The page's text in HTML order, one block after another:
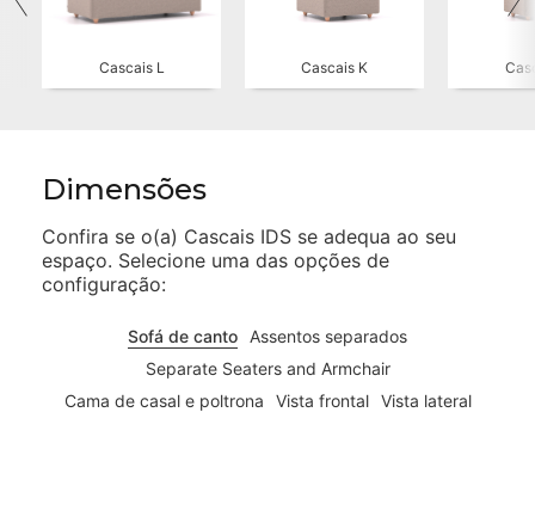
Cascais L Cascais K
Dimensões
Confira se o(a) Cascais IDS se adequa ao seu
espaço. Selecione uma das opções de
configuração:
Sofá de canto
Assentos separados
Separate Seaters and Armchair
Cama de casal e poltrona
Vista frontal Vista lateral